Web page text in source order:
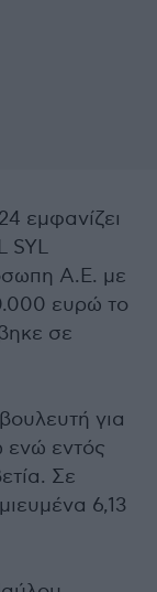
εμφανίζει
SYL
Α.Ε. με
ευρώ το
σε
για
ενώ εντός
Σε
6,13